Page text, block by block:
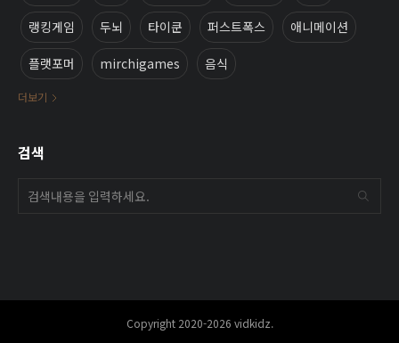
랭킹게임 두뇌 타이쿤 퍼스트폭스 애니메이션
플랫포머 mirchigames 음식
더보기
검색
Copyright 2020-2026 vidkidz.